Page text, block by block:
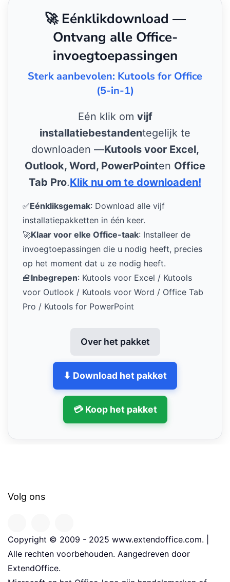
🚀 Eénklikdownload —
Ontvang alle Office-
invoegtoepassingen
Sterk aanbevolen: Kutools for Office
(5-in-1)
Eén klik om vijf
installatiebestandentegelijk te
downloaden —Kutools voor Excel,
Outlook, Word, PowerPointen Office
Tab Pro.Klik nu om te downloaden!
✅Eénkliksgemak: Download alle vijf
installatiepakketten in één keer.
🚀Klaar voor elke Office-taak: Installeer de
invoegtoepassingen die u nodig heeft, precies
op het moment dat u ze nodig heeft.
🧰Inbegrepen: Kutools voor Excel / Kutools
voor Outlook / Kutools voor Word / Office Tab
Pro / Kutools for PowerPoint
Over het pakket
⬇ Download het pakket
💳 Koop het pakket
Volg ons
Copyright © 2009 - 2025 www.extendoffice.com. |
Alle rechten voorbehouden. Aangedreven door
ExtendOffice.